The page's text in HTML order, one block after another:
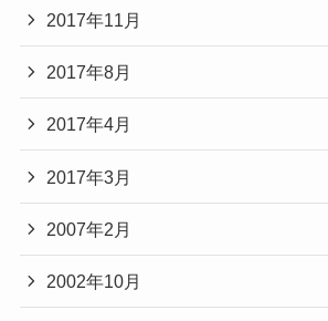
2017年11月
2017年8月
2017年4月
2017年3月
2007年2月
2002年10月